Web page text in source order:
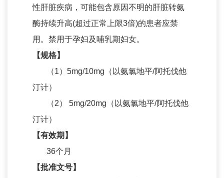
性肝脏疾病，可能包含原因不明的肝脏转氨
酶持续升高(超过正常上限3倍)的患者应禁
用。禁用于孕妇及哺乳期妇女。
【规格】
（1）5mg/10mg（以氨氯地平/阿托伐他
汀计）
（2） 5mg/20mg（以氨氯地平/阿托伐他
汀计）
【有效期】
36个月
【批准文号】